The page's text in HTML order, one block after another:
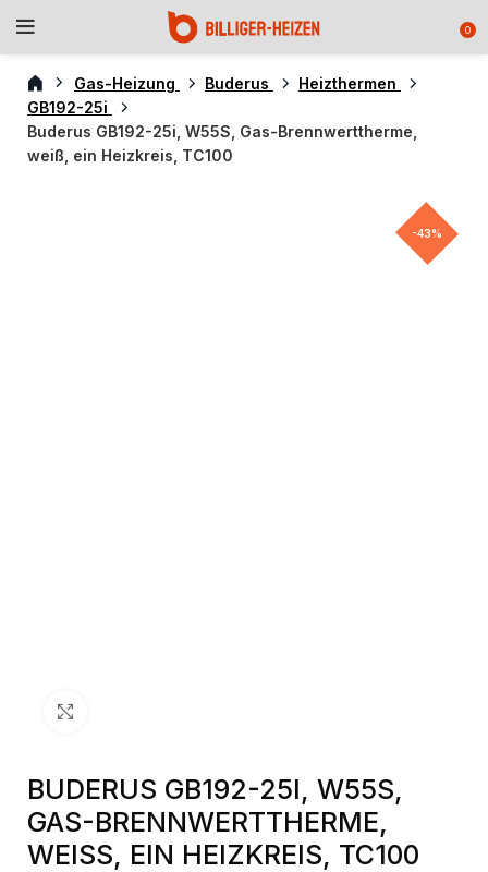
0
Gas-Heizung Buderus
Heizthermen
GB192-25i
Buderus GB192-25i, W55S, Gas-Brennwerttherme,
weiß, ein Heizkreis, TC100
-43%
BUDERUS GB192-25I, W55S,
GAS-BRENNWERTTHERME,
WEISS, EIN HEIZKREIS, TC100